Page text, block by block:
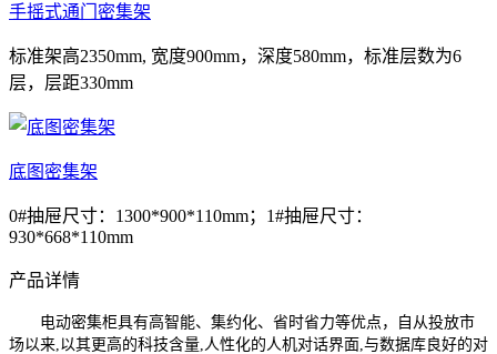
手摇式通门密集架
标准架高2350mm, 宽度900mm，深度580mm，标准层数为6
层，层距330mm
底图密集架
0#抽屉尺寸：1300*900*110mm；1#抽屉尺寸：
930*668*110mm
产品详情
电动密集柜具有高智能、集约化、省时省力等优点，自从投放市
场以来,以其更高的科技含量,人性化的人机对话界面,与数据库良好的对